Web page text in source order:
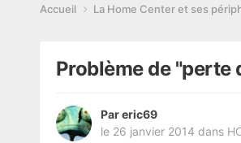
Accueil La Home Center et ses
Problème de "perte
Pareric69
le 26 janvier 2014 dans